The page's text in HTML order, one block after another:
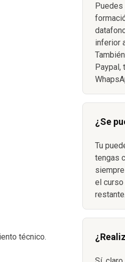
técnico.
inferior
Paypal,
¿Se
Tu
tengas
el
restante.